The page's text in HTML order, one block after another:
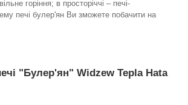
горіння; в просторіччі – печі-
печі булер'ян Ви зможете побачити на
"Булер'ян" Widzew Tepla Hata